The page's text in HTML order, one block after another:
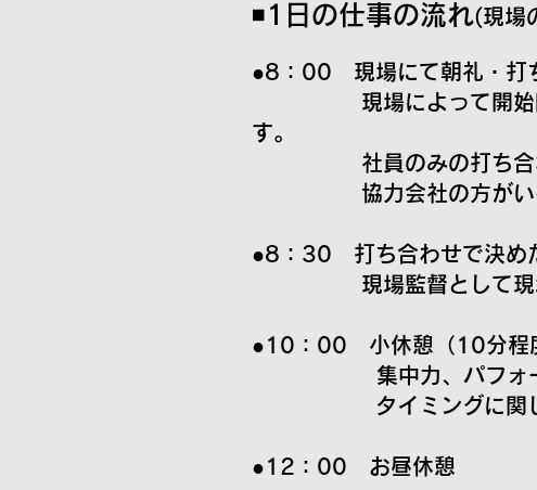
◾️1日の仕事の流れ(現場
●8：00 現場にて朝礼・打
現場によって開始時間
す。
社員のみの打ち合わせ
協力会社の方がいる場合
●8：30 打ち合わせで決め
現場監督として現場に
●10：00 小休憩（10分程
集中力、パフォーマン
タイミングに関しては
●12：00 お昼休憩